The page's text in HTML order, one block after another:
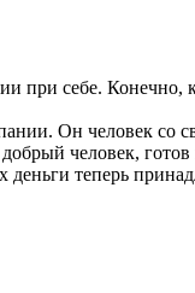
при себе.
Он человек со
человек,
теперь